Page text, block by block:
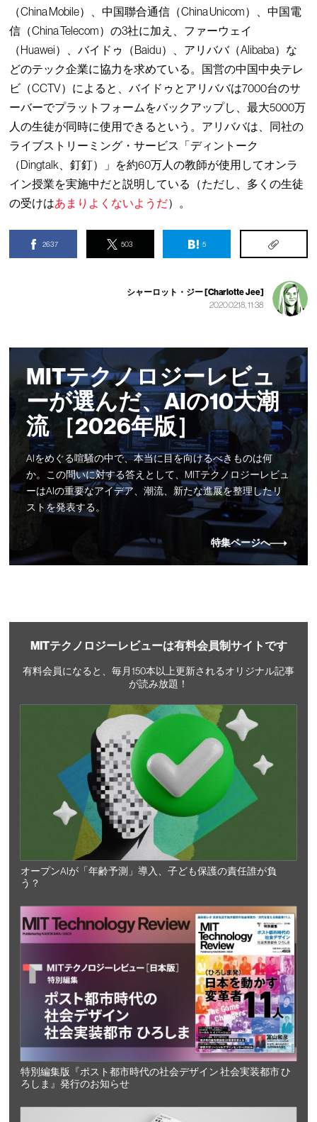
（China Mobile）、中国聯合通信（China Unicom）、中国電
信（China Telecom）の3社に加え、ファーウェイ
（Huawei）、バイドゥ（Baidu）、アリババ（Alibaba）な
どのテック企業に協力を求めている。国営の中国中央テレ
ビ（CCTV）によると、バイドゥとアリババは7000台のサ
ーバーでプラットフォームをバックアップし、最大5000万
人の生徒が同時に使用できるという。アリババは、同社の
ライブストリーミング・サービス「ディントーク
（Dingtalk、釘釘）」を約60万人の教師が使用してオンラ
イン授業を実施中だと説明している（ただし、多くの生徒
の受けはあまりよくないようだ）。
2637 503 5
シャーロット・ジー [Charlotte Jee]
2020.02.18, 11:38
MITテクノロジーレビュ
ーが選んだ、AIの10大潮
流 ［2026年版］
AIをめぐる喧騒の中で、本当に目を向けるべきものは何
か。この問いに対する答えとして、MITテクノロジーレビュ
ーはAIの重要なアイデア、潮流、新たな進展を整理したリ
ストを発表する。
特集ページへ
MITテクノロジーレビューは有料会員制サイトです
有料会員になると、毎月150本以上更新されるオリジナル記事
が読み放題！
オープンAIが「年齢予測」導入、子ども保護の責任誰が負
う？
特別編集版『ポスト都市時代の社会デザイン 社会実装都市 ひ
ろしま』発行のお知らせ